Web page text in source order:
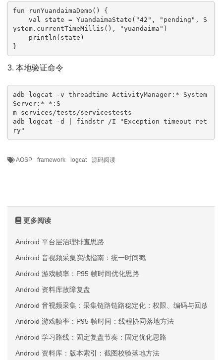
fun runYuandaimaDemo() {
ystem.currentTimeMillis(), "yuandaima")
}
3. 本地验证命令
adb logcat -v threadtime ActivityManager:* System
Server:* *:S
m services/tests/servicestests
adb logcat -d | findstr /I "Exception timeout ret
ry"
AOSP framework logcat 源码阅读
更多阅读
Android 平台层治理排查思路
Android 音视频采集实战指南：统一时间戳
Android 游戏帧率：P95 帧时间优化思路
Android 资料库故障复盘
Android 音视频采集：采集链路链路稳定化：权限、编码与回放三
Android 游戏帧率：P95 帧时间：线程协同落地方法
Android 学习路线：固定复盘节奏：固定优化思路
Android 资料库：版本索引：截图校验落地方法